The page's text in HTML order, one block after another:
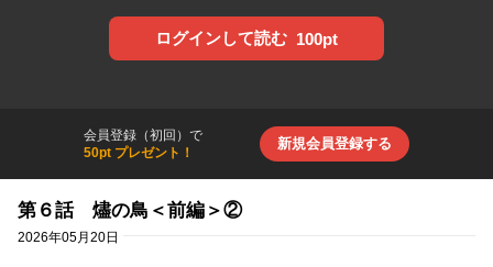
ログインして読む 100pt
会員登録（初回）で
50pt プレゼント！
新規会員登録する
第６話 燼の鳥＜前編＞②
2026年05月20日